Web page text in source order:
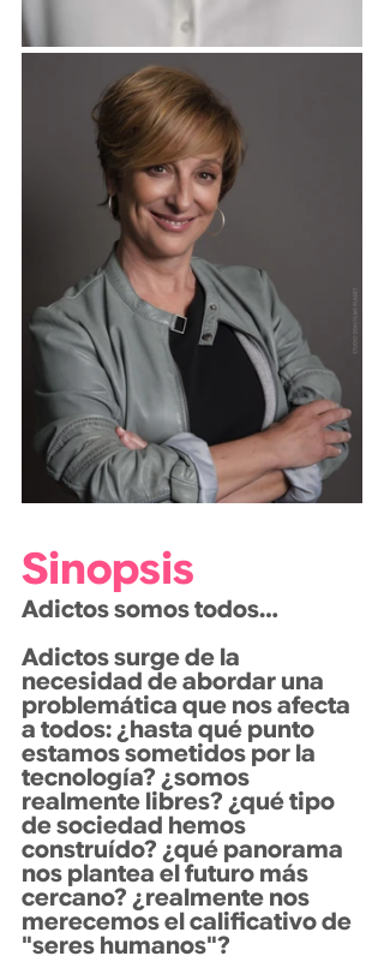
Sinopsis
Adictos somos todos…
Adictos surge de la
necesidad de abordar una
problemática que nos afecta
a todos: ¿hasta qué punto
estamos sometidos por la
tecnología? ¿somos
realmente libres? ¿qué tipo
de sociedad hemos
construído? ¿qué panorama
nos plantea el futuro más
cercano? ¿realmente nos
merecemos el calificativo de
"seres humanos"?